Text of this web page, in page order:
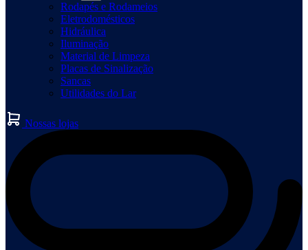
Rodapés e Rodameios
Eletrodomésticos
Hidráulica
Iluminação
Material de Limpeza
Placas de Sinalização
Sancas
Utilidades do Lar
Nossas lojas